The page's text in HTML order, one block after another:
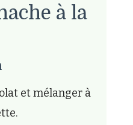
à la
et mélanger à